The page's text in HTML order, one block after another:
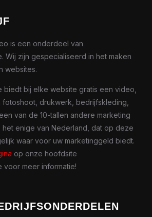
is een onderdeel van
Wij zijn gespecialiseerd in het maken
websites.
biedt bij elke website gratis een video,
drukwerk, bedrijfskleding,
van de 10-tallen andere marketing
het enige van Nederland, dat op deze
waar voor uw marketinggeld biedt.
op onze hoofdsite
voor meer informatie!